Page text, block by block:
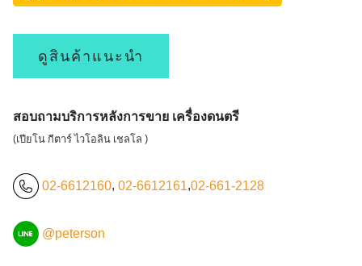
ดูสินค้าแนะนำ
สอบถามบริการหลังการขาย เครื่องดนตรี
(เปียโน กีตาร์ ไวโอลิน เชลโล )
02-6612160, 02-6612161,02-661-2128
@peterson